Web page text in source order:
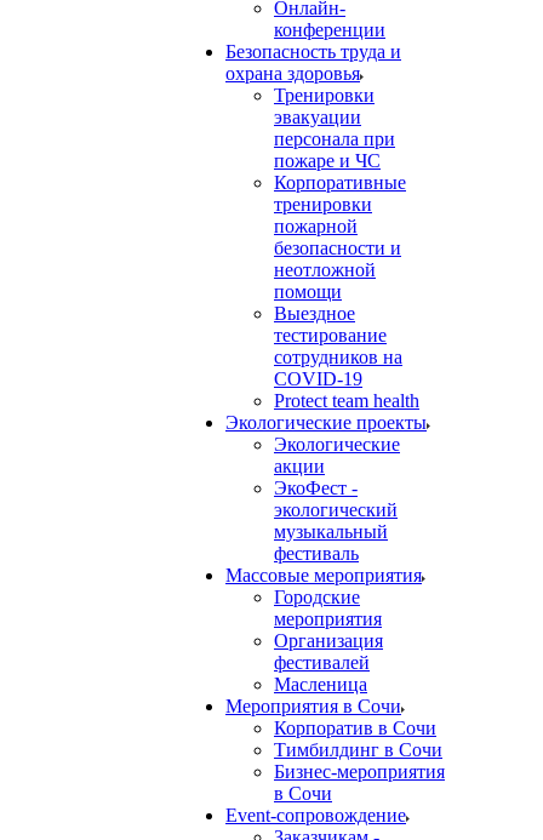
Онлайн-
конференции
Безопасность труда и
охрана здоровья
Тренировки
эвакуации
персонала при
пожаре и ЧС
Корпоративные
тренировки
пожарной
безопасности и
неотложной
помощи
Выездное
тестирование
сотрудников на
COVID-19
Protect team health
Экологические проекты
Экологические
акции
ЭкоФест -
экологический
музыкальный
фестиваль
Массовые мероприятия
Городские
мероприятия
Организация
фестивалей
Масленица
Мероприятия в Сочи
Корпоратив в Сочи
Тимбилдинг в Сочи
Бизнес-мероприятия
в Сочи
Event-сопровождение